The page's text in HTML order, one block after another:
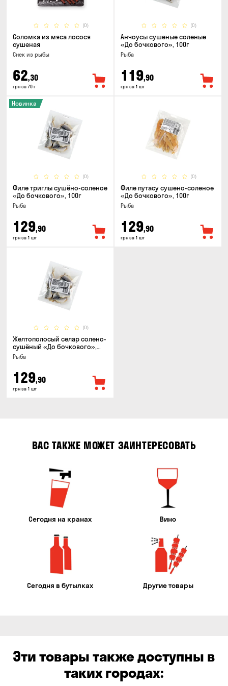
(0)
Соломка из мяса лосося
сушеная
Снек из рыбы
62,30
грн за 70 г
(0)
Анчоусы сушеные соленые
«До бочкового», 100г
Рыба
119,90
грн за 1 шт
(0)
Новинка
Филе триглы сушёно-соленое
«До бочкового», 100г
Рыба
129,90
грн за 1 шт
(0)
Филе путасу сушено-соленое
«До бочкового», 100г
Рыба
129,90
грн за 1 шт
(0)
Желтополосый селар солено-
сушёный «До бочкового»,
100г
Рыба
129,90
грн за 1 шт
ВАС ТАКЖЕ МОЖЕТ ЗАИНТЕРЕСОВАТЬ
Сегодня на кранах Вино
Сегодня в бутылках Другие товары
Эти товары также доступны в
таких городах: